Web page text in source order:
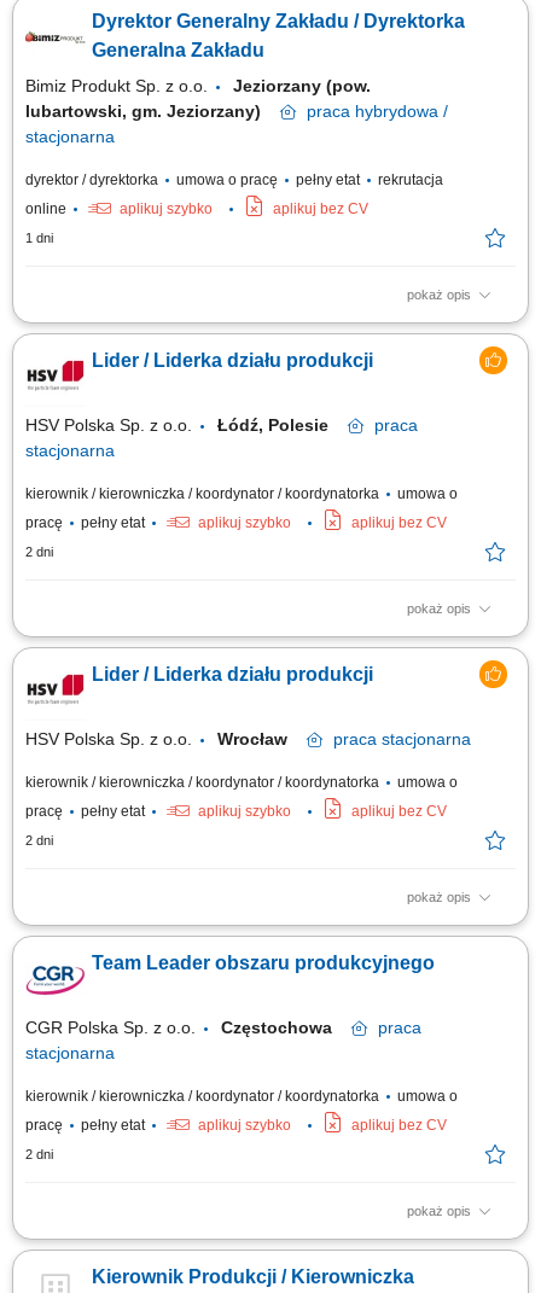
produkcyjno-logistycznego (10–20 osób) oraz wsparcie w codziennych
zadaniach operacyjnych. Kontrola realizacji planów produkcyjnych,
Dyrektor Generalny Zakładu / Dyrektorka
Generalna Zakładu
Bimiz Produkt Sp. z o.o.
Jeziorzany (pow.
lubartowski, gm. Jeziorzany)
praca hybrydowa /
stacjonarna
dyrektor / dyrektorka umowa o pracę pełny etat
rekrutacja
online
aplikuj szybko aplikuj bez CV
1 dni
pokaż opis
Kompleksowe kierowanie działalnością zakładu oraz koordynacja
produkcyjnych, handlowych i finansowych. Zarządzanie zespołami oraz
rozwijanie kultury organizacyjnej opartej na współpracy i
Lider / Liderka działu produkcji
HSV Polska Sp. z o.o. Łódź, Polesie
praca
stacjonarna
kierownik / kierowniczka / koordynator / koordynatorka
umowa o
pracę
pełny etat aplikuj szybko aplikuj bez CV
2 dni
pokaż opis
Opis stanowiska: zapewnienie ciągłości oraz prawidłowego
standardami; nadzór nad pracą maszyn i urządzeń oraz dbanie o ciągłość
produkcji; bezpośredni nadzór nad pracami produkcyjnymi, montażowymi
Lider / Liderka działu produkcji
HSV Polska Sp. z o.o. Wrocław praca stacjonarna
kierownik / kierowniczka / koordynator / koordynatorka
umowa o
pracę
pełny etat aplikuj szybko aplikuj bez CV
2 dni
pokaż opis
Opis stanowiska: zapewnienie ciągłości oraz prawidłowego
standardami; nadzór nad pracą maszyn i urządzeń oraz dbanie o ciągłość
produkcji; bezpośredni nadzór nad pracami produkcyjnymi, montażowymi
Team Leader obszaru produkcyjnego
CGR Polska Sp. z o.o. Częstochowa
praca
stacjonarna
kierownik / kierowniczka / koordynator / koordynatorka
umowa o
pracę
pełny etat aplikuj szybko aplikuj bez CV
2 dni
pokaż opis
Opis stanowiska: Zarządzanie pracą podległych operatorów w obszarze
Realizowanie planu produkcyjnego wg. wytycznych działu logistyki oraz
Kierownik Produkcji / Kierowniczka